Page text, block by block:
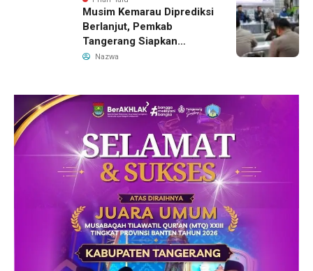
Musim Kemarau Diprediksi
Berlanjut, Pemkab
Tangerang Siapkan
Langkah Antisipasi Krisis
Nazwa